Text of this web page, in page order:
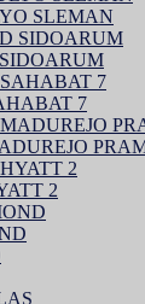
SLEMAN
7
2